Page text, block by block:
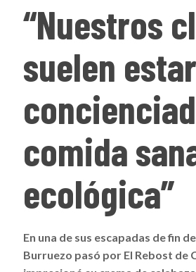
“Nuestros
suelen
comida
ecológica”
En una de sus escapadas de fin
Burruezo pasó por El Rebost de